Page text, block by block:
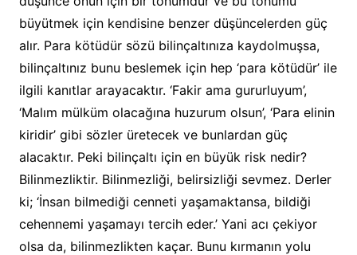
büyütmek için kendisine benzer düşüncelerden güç
alır. Para kötüdür sözü bilinçaltınıza kaydolmuşsa,
bilinçaltınız bunu beslemek için hep ‘para kötüdür’ ile
ilgili kanıtlar arayacaktır. ‘Fakir ama gururluyum’,
‘Malım mülküm olacağına huzurum olsun’, ‘Para elinin
kiridir’ gibi sözler üretecek ve bunlardan güç
alacaktır. Peki bilinçaltı için en büyük risk nedir?
Bilinmezliktir. Bilinmezliği, belirsizliği sevmez. Derler
ki; ‘İnsan bilmediği cenneti yaşamaktansa, bildiği
cehennemi yaşamayı tercih eder.’ Yani acı çekiyor
olsa da, bilinmezlikten kaçar. Bunu kırmanın yolu